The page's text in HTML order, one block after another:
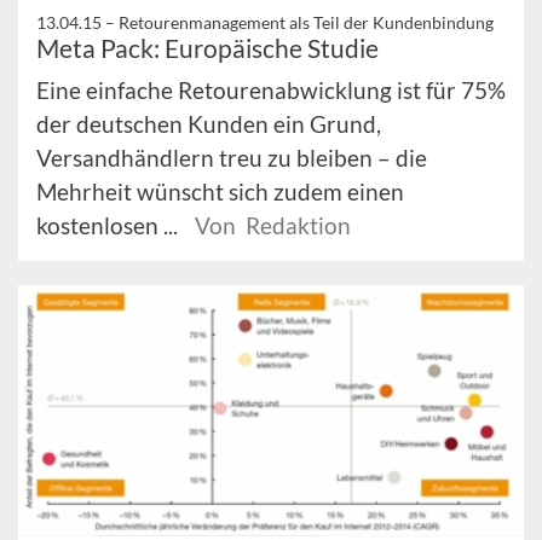
13.04.15 – Retourenmanagement als Teil der Kundenbindung
Meta Pack: Europäische Studie
Eine einfache Retourenabwicklung ist für 75%
der deutschen Kunden ein Grund,
Versandhändlern treu zu bleiben – die
Mehrheit wünscht sich zudem einen
kostenlosen ...
Von Redaktion